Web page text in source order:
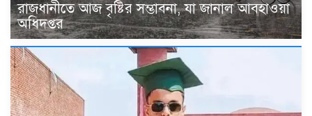
রাজধানীতে আজ বৃষ্টির সম্ভাবনা, যা জানাল আবহাওয়া
অধিদপ্তর